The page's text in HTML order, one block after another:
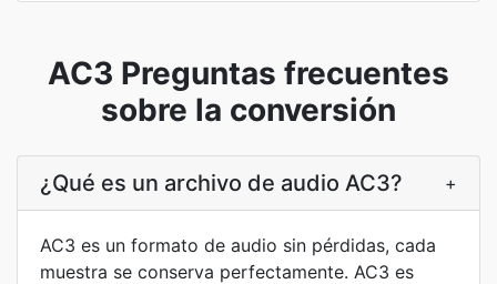
AC3 Preguntas frecuentes
sobre la conversión
¿Qué es un archivo de audio AC3? +
AC3 es un formato de audio sin pérdidas, cada
muestra se conserva perfectamente. AC3 es